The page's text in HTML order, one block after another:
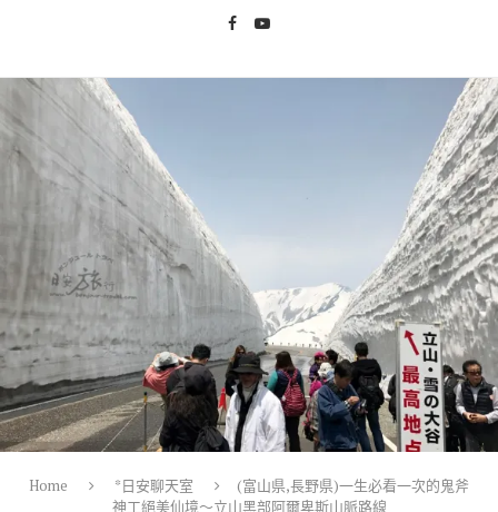
Home *日安聊天室
(富山県,長野県)一生必看一次的鬼斧
神工絕美仙境～立山黑部阿爾卑斯山脈路線